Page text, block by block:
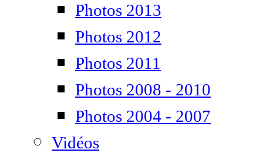
Photos 2013
Photos 2012
Photos 2011
Photos 2008 - 2010
Photos 2004 - 2007
Vidéos